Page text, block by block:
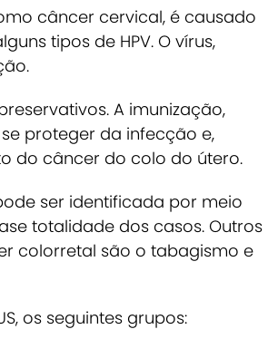
câncer cervical, é causado
tipos de HPV. O vírus,
A imunização,
proteger da infecção e,
do câncer do colo do útero.
ser identificada por meio
totalidade dos casos. Outros
colorretal são o tabagismo e
os seguintes grupos: